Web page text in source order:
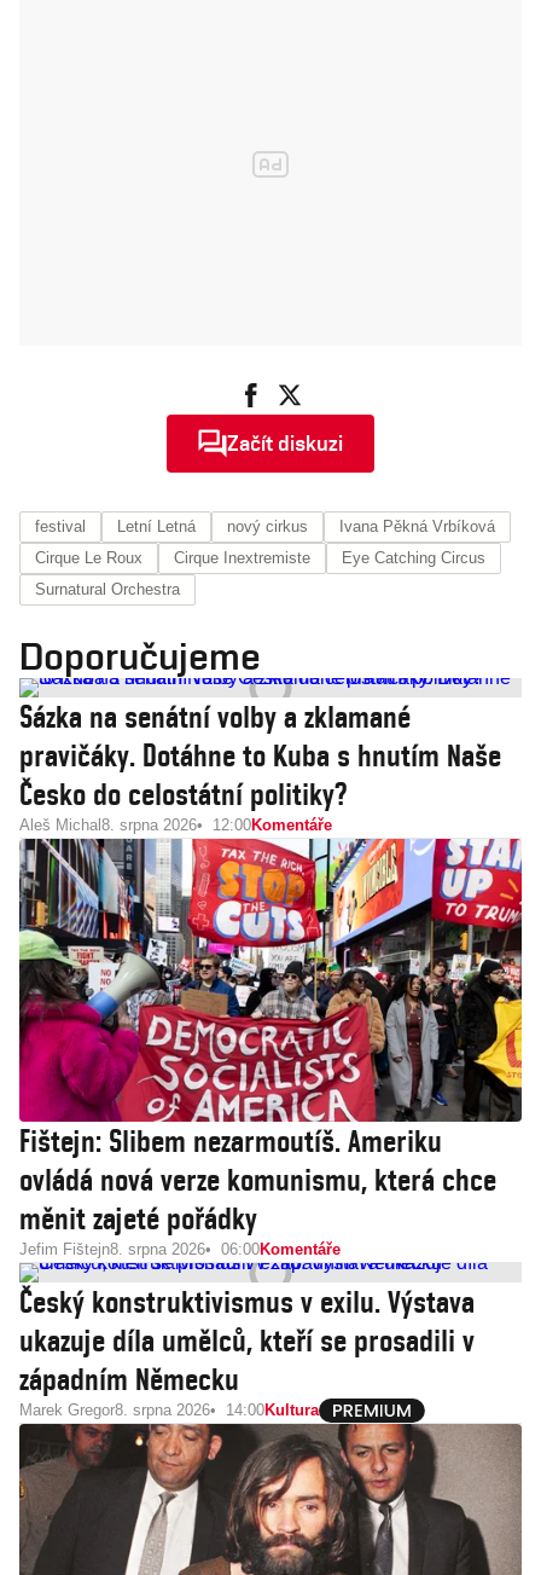
Začít diskuzi
festival Letní Letná nový cirkus
Ivana Pěkná Vrbíková
Cirque Le Roux
Cirque Inextremiste
Eye Catching Circus
Surnatural Orchestra
Doporučujeme
Sázka na senátní volby a zklamané
pravičáky. Dotáhne to Kuba s hnutím Naše
Česko do celostátní politiky?
Aleš Michal 8. srpna 2026 12:00Komentáře
Fištejn: Slibem nezarmoutíš. Ameriku
ovládá nová verze komunismu, která chce
měnit zajeté pořádky
Jefim Fištejn8. srpna 2026 06:00Komentáře
Český konstruktivismus v exilu. Výstava
ukazuje díla umělců, kteří se prosadili v
západním Německu
Marek Gregor8. srpna 2026 14:00Kultura